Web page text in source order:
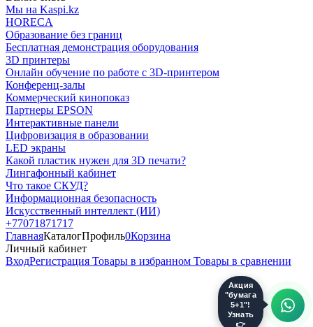
Мы на Kaspi.kz
HORECA
Образование без границ
Бесплатная демонстрация оборудования
3D принтеры
Онлайн обучение по работе с 3D-принтером
Конференц-залы
Коммерческий кинопоказ
Партнеры EPSON
Интерактивные панели
Цифровизация в образовании
LED экраны
Какой пластик нужен для 3D печати?
Лингафонный кабинет
Что такое СКУД?
Информационная безопасность
Искусственный интеллект (ИИ)
+77071871717
Акция
"бумага
5+1"!
Узнать
👉
ГлавнаяКаталогПрофиль0Корзина
Личный кабинет
ВходРегистрация Товары в избранном Товары в сравнении